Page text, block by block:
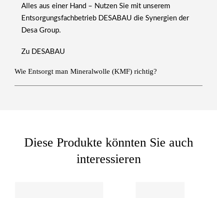
Alles aus einer Hand – Nutzen Sie mit unserem
Entsorgungsfachbetrieb
DESABAU die Synergien der
Desa Group.
Zu DESABAU
Wie Entsorgt man Mineralwolle (KMF) richtig?
Diese Produkte könnten Sie auch
interessieren